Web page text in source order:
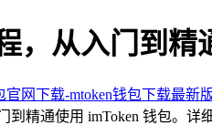
，从入门到精
网下载-mtoken钱包下载最新
精通使用 imToken 钱包。